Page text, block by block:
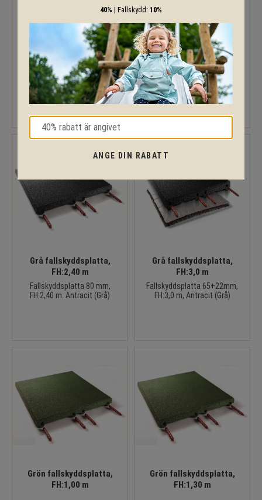
Grå fallskyddsplatta,
FH:1,50 m
Fallskyddsplatta 45mm FH:1,50
m, antracit
Grå fallskyddsplatta,
FH:2,00 m
Fallskyddsplatta 65mm,
FH:2,00 m. Antracit (Grå)
Grå fallskyddsplatta,
FH:2,40 m
Fallskyddsplatta 80 mm,
FH:2,40 m. Antracit (Grå)
Grå fallskyddsplatta,
FH:3,0 m
Fallskyddsplatta 65+22mm,
FH:3,0 m, Antracit (Grå)
Grön fallskyddsplatta,
FH:1,00 m
Grön fallskyddsplatta,
FH:1,30 m
40% | Fallskydd: 10%
ANGE DIN RABATT